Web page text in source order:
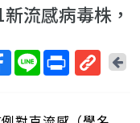
流感病毒株，
回